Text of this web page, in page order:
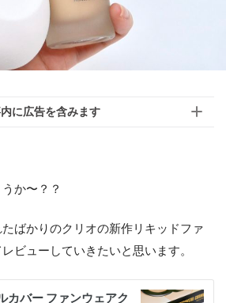
に広告を含みます
か〜？？
ばかりのクリオの新作リキッドファ
ビューしていきたいと思います。